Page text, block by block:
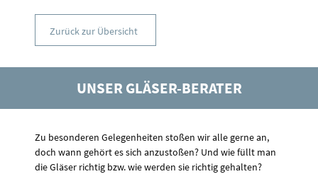
Zurück zur Übersicht
UNSER GLÄSER-BERATER
Zu besonderen Gelegenheiten stoßen wir alle gerne an,
doch wann gehört es sich anzustoßen? Und wie füllt man
die Gläser richtig bzw. wie werden sie richtig gehalten?